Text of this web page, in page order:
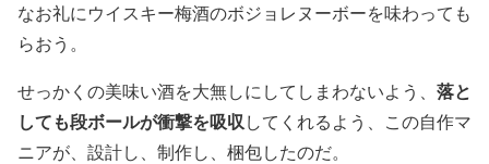
なお礼にウイスキー梅酒のボジョレヌーボーを味わっても
らおう。
せっかくの美味い酒を大無しにしてしまわないよう、 落と
しても段ボールが衝撃を吸収してくれるよう、この自作マ
ニアが、設計し、制作し、梱包したのだ。